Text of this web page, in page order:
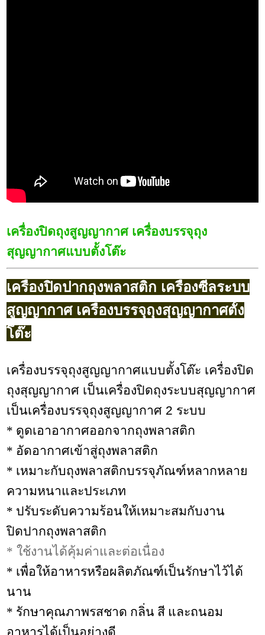
เครื่องปิดถุงสูญญากาศ เครื่องบรรจุถุง
สุญญากาศแบบตั้งโต๊ะ
เครื่องปิดปากถุงพลาสติก เครื่องซีลระบบ
สูญญากาศ เครื่องบรรจุถุงสุญญากาศตั้ง
โต๊ะ
เครื่องบรรจุถุงสูญญากาศแบบตั้งโต๊ะ เครื่องปิด
ถุงสุญญากาศ เป็นเครื่องปิดถุงระบบสุญญากาศ
เป็นเครื่องบรรจุถุงสูญญากาศ 2 ระบบ
* ดูดเอาอากาศออกจากถุงพลาสติก
* อัดอากาศเข้าสู่ถุงพลาสติก
* เหมาะกับถุงพลาสติกบรรจุภัณฑ์หลากหลาย
ความหนาและประเภท
* ปรับระดับความร้อนให้เหมาะสมกับงาน
ปิดปากถุงพลาสติก
* ใช้งานได้คุ้มค่าและต่อเนื่อง
* เพื่อให้อาหารหรือผลิตภัณฑ์เป็นรักษาไว้ได้
นาน
* รักษาคุณภาพรสชาด กลิ่น สี และถนอม